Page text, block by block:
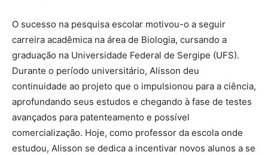
O sucesso na pesquisa escolar motivou-o a seguir
carreira acadêmica na área de Biologia, cursando a
graduação na Universidade Federal de Sergipe (UFS).
Durante o período universitário, Alisson deu
continuidade ao projeto que o impulsionou para a ciência,
aprofundando seus estudos e chegando à fase de testes
avançados para patenteamento e possível
comercialização. Hoje, como professor da escola onde
estudou, Alisson se dedica a incentivar novos alunos a se